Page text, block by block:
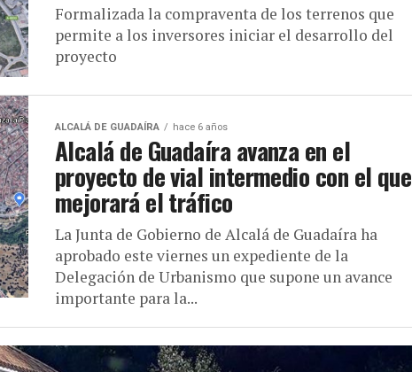
Formalizada la compraventa de los terrenos que
permite a los inversores iniciar el desarrollo del
proyecto
ALCALÁ DE GUADAÍRA hace 6 años
Alcalá de Guadaíra avanza en el
proyecto de vial intermedio con el que
mejorará el tráfico
La Junta de Gobierno de Alcalá de Guadaíra ha
aprobado este viernes un expediente de la
Delegación de Urbanismo que supone un avance
importante para la...